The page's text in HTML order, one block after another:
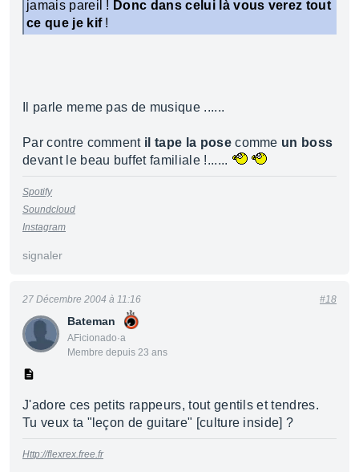
jamais pareil ! Donc dans celui là vous verez tout
ce que je kif !
Il parle meme pas de musique ......
Par contre comment il tape la posecomme un boss
devant le beau buffet familiale !......
Spotify
Soundcloud
Instagram
signaler
Bateman
AFicionado·a
Membre depuis 23 ans
27 Décembre 2004 à 11:16 #18
J'adore ces petits rappeurs, tout gentils et tendres.
Tu veux ta "leçon de guitare" [culture inside] ?
Http://flexrex.free.fr